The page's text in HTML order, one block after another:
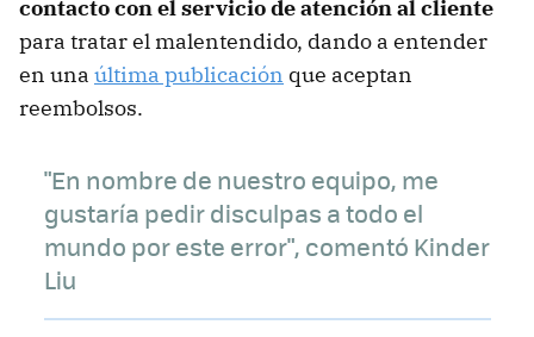
contacto con el servicio de atención al cliente
para tratar el malentendido, dando a entender
en una última publicación que aceptan
reembolsos.
"En nombre de nuestro equipo, me
gustaría pedir disculpas a todo el
mundo por este error", comentó Kinder
Liu